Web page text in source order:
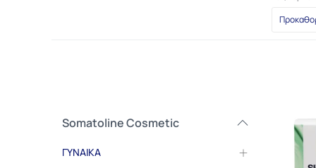
Somatoline Cosmetic
ΓΥΝΑΙΚΑ